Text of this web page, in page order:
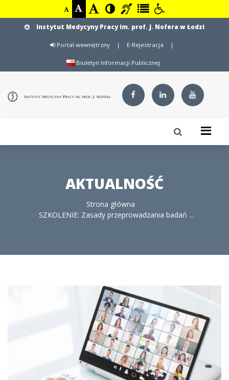
Instytut Medycyny Pracy im. prof. J. Nofera w Łodzi
Portal wewnętrzny | E-Rejestracja |
Biuletyn Informacji Publicznej
AKTUALNOŚĆ
Strona główna
SZKOLENIE: Zasady przeprowadzania badań ...